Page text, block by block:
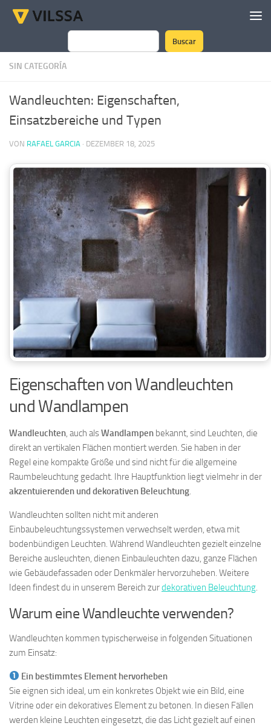
Zum Inhalt springen
Suchen
Buscar
SIN CATEGORÍA
Wandleuchten: Eigenschaften,
Einsatzbereiche und Typen
VON RAFAEL GARCIA · DEZEMBER 18, 2025
Eigenschaften von Wandleuchten
und Wandlampen
Wandleuchten , auch alsWandlampen bekannt, sind Leuchten, die
direkt an vertikalen Flächen montiert werden. Sie haben in der
Regel eine kompakte Größe und sind nicht für die allgemeine
Raumbeleuchtung gedacht. Ihre Hauptfunktion liegt vielmehr in der
akzentuierenden und dekorativen Beleuchtung
Wandleuchten sollten nicht mit anderen
Einbaubeleuchtungssystemen verwechselt werden, etwa mit
bodenbündigen Leuchten. Während Wandleuchten gezielt einzelne
Bereiche ausleuchten, dienen Einbauleuchten dazu, ganze Flächen
wie Gebäudefassaden oder Denkmäler hervorzuheben. Weitere
Ideen findest du in unserem Bereich zurdekorativen Beleuchtung
Warum eine Wandleuchte verwenden?
Wandleuchten kommen typischerweise in folgenden Situationen
zum Einsatz:
Ein bestimmtes Element hervorheben
Sie eignen sich ideal, um ein konkretes Objekt wie ein Bild, eine
Vitrine oder ein dekoratives Element zu betonen. In diesen Fällen
werden kleine Leuchten eingesetzt, die das Licht gezielt auf einen